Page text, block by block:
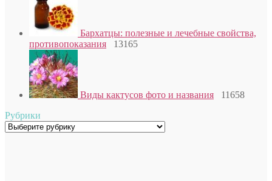
Бархатцы: полезные и лечебные свойства,
противопоказания
13165
Виды кактусов фото и названия
11658
Рубрики
Рубрики